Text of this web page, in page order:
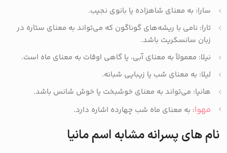
سارا: به معنای شاهزاده یا بانوی نجیب.
تارا: نامی با ریشه‌های گوناگون که می‌تواند به معنای ستاره در
زبان سانسکریت باشد.
نیلا: معمولاً به معنای آبی، یا گاهی اوقات به معنای ماه است.
لیلا: به معنای شب یا زیبایی شبانه.
هانیا: می‌تواند به معنای خوشبخت یا خوش شانس باشد.
مهوا: به معنای ماه شب چهارده اشاره دارد.
نام های پسرانه مشابه اسم مانیا